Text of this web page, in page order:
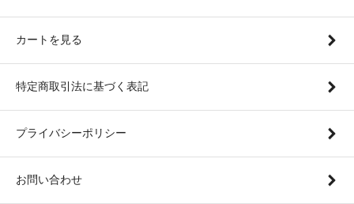
カートを見る
特定商取引法に基づく表記
プライバシーポリシー
お問い合わせ